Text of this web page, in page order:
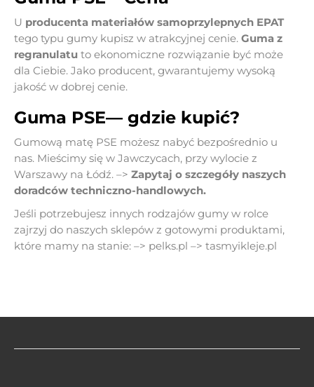
U producenta materiałów samoprzylepnych EPAT
tego typu gumy kupisz w atrakcyjnej cenie. Guma z
regranulatu to ekonomiczne rozwiązanie być może
dla Ciebie. Jako producent, gwarantujemy wysoką
jakość w dobrej cenie.
Guma PSE— gdzie kupić?
Gumową matę PSE możesz nabyć bezpośrednio u
nas. Mieścimy się w Jawczycach, przy wylocie z
Warszawy na Łódź. –> Zapytaj o szczegóły naszych
doradców techniczno-handlowych.
Jeśli potrzebujesz innych rodzajów gumy w rolce
zajrzyj do naszych sklepów z gotowymi produktami,
które mamy na stanie: –> pelks.pl –> tasmyikleje.pl